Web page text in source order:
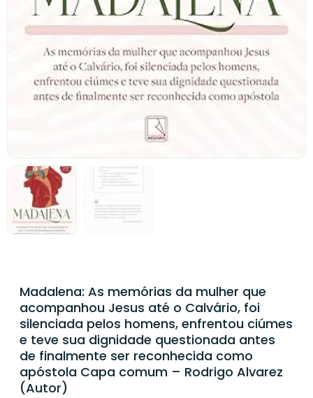
Madalena: As memórias da mulher que
acompanhou Jesus até o Calvário, foi
silenciada pelos homens, enfrentou ciúmes
e teve sua dignidade questionada antes
de finalmente ser reconhecida como
apóstola Capa comum – Rodrigo Alvarez
(Autor)